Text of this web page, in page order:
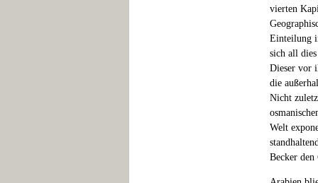
vierten
Einteilung
sich all
Dieser vor
die
Nicht
Welt
Becker